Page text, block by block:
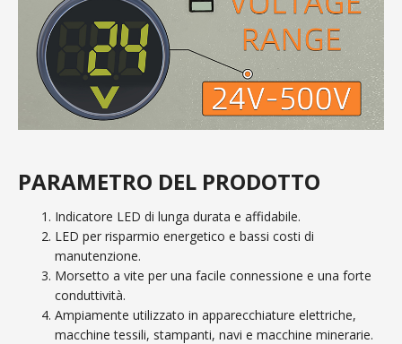
PARAMETRO DEL PRODOTTO
Indicatore LED di lunga durata e affidabile.
LED per risparmio energetico e bassi costi di
manutenzione.
Morsetto a vite per una facile connessione e una forte
conduttività.
Ampiamente utilizzato in apparecchiature elettriche,
macchine tessili, stampanti, navi e macchine minerarie.